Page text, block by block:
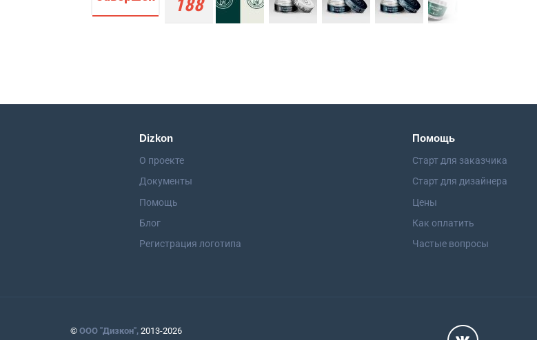
188
Dizkon
О проекте
Документы
Помощь
Блог
Регистрация логотипа
Помощь
Старт для заказчика
Старт для дизайнера
Цены
Как оплатить
Частые вопросы
© ООО "Дизкон", 2013-2026